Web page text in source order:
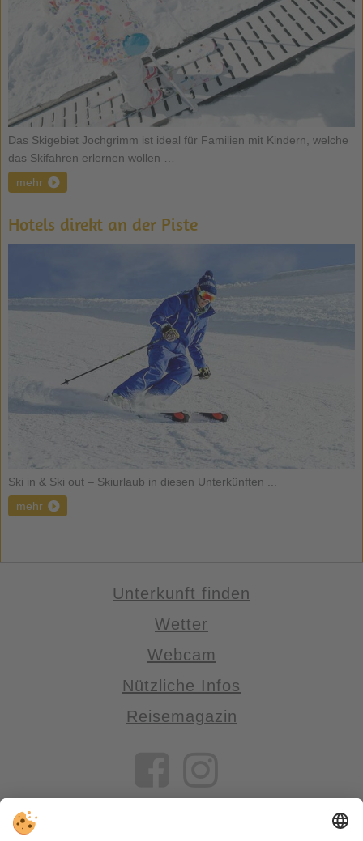
Das Skigebiet Jochgrimm ist ideal für Familien mit Kindern, welche
das Skifahren erlernen wollen …
mehr
Hotels direkt an der Piste
Ski in & Ski out – Skiurlaub in diesen Unterkünften ...
mehr
Unterkunft finden
Wetter
Webcam
Nützliche Infos
Reisemagazin